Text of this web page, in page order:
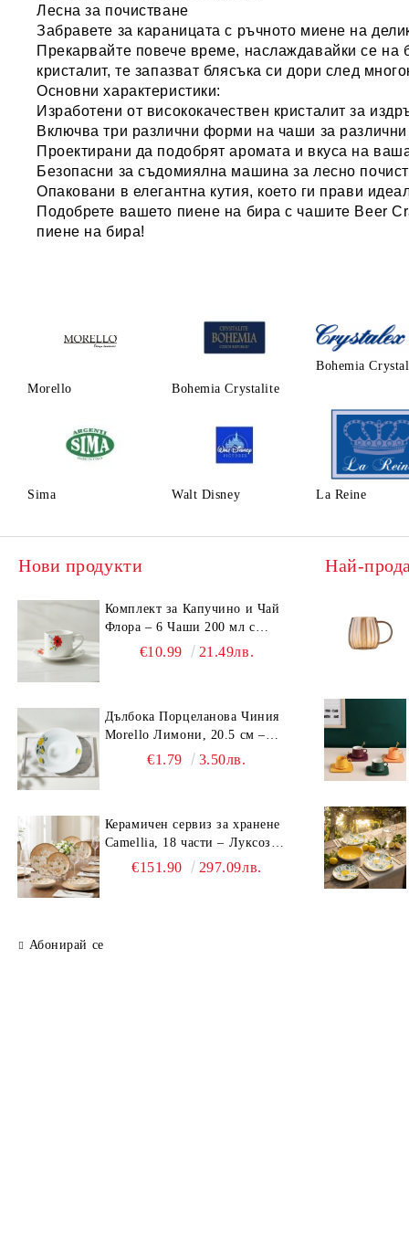
Лесна за почистване
Забравете за караницата с ръчното миене на
Прекарвайте повече време, наслаждавайки се на
кристалит, те запазват блясъка си дори след
Основни характеристики:
Изработени от висококачествен кристалит за
Включватри различни форми на чаши за
Проектирани да подобрят аромата и вкуса на
Безопасни за съдомиялна машина за лесно
Опаковани в елегантна кутия, което ги прави
Подобрете вашето пиене на бира с чашите Beer
пиене на бира!
Morello Bohemia Crystalite
Bohemia
Sima Walt Disney La Reine
Нови продукти
Комплект за Капучино и Чай
Флора – 6 Чаши 200 мл с
Чинийки, Порцелан
€10.99 21.49лв.
Дълбока Порцеланова Чиния
Morello Лимони, 20.5 см –
Средиземноморски Стил
€1.79 3.50лв.
Керамичен сервиз за хранене
Camellia, 18 части – Луксозен
комплект чинии с флорален
€151.90 297.09лв.
Абонирай се
Най-